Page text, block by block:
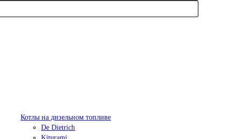
Котлы на дизельном топливе
De Dietrich